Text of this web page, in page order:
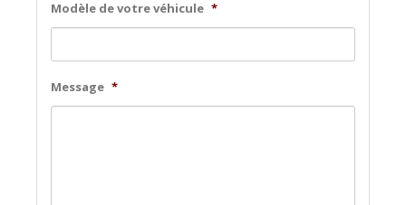
Modèle de votre véhicule *
Message *